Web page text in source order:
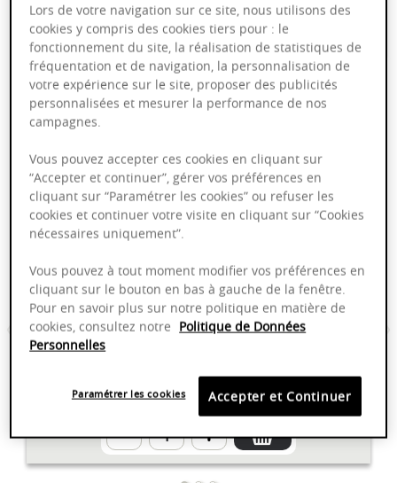
Les vins du domaineBoussard
Bourgogne Chardonnay "Cuvée
Camille" - Domaine Boussard
Bourgogne
10,50 €
Lors de votre navigation sur ce site, nous utilisons des
cookies y compris des cookies tiers pour : le
fonctionnement du site, la réalisation de statistiques de
fréquentation et de navigation, la personnalisation de
votre expérience sur le site, proposer des publicités
personnalisées et mesurer la performance de nos
campagnes.
Vous pouvez accepter ces cookies en cliquant sur
“Accepter et continuer”, gérer vos préférences en
cliquant sur “Paramétrer les cookies” ou refuser les
cookies et continuer votre visite en cliquant sur “Cookies
nécessaires uniquement”.
Vous pouvez à tout moment modifier vos préférences en
cliquant sur le bouton en bas à gauche de la fenêtre.
Pour en savoir plus sur notre politique en matière de
cookies, consultez notre Politique de Données
Personnelles
Accepter et Continuer
Paramétrer les cookies